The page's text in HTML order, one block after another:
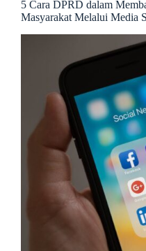
5 Cara DPRD dalam
Masyarakat Melalui Media